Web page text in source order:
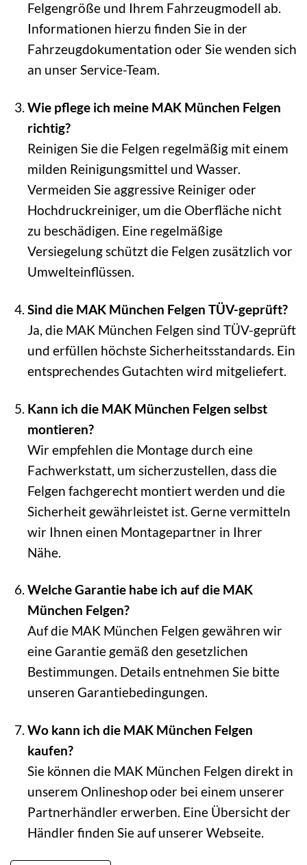
Felgengröße und Ihrem Fahrzeugmodell ab.
Informationen hierzu finden Sie in der
Fahrzeugdokumentation oder Sie wenden sich
an unser Service-Team.
Wie pflege ich meine MAK München Felgen
richtig?
Reinigen Sie die Felgen regelmäßig mit einem
milden Reinigungsmittel und Wasser.
Vermeiden Sie aggressive Reiniger oder
Hochdruckreiniger, um die Oberfläche nicht
zu beschädigen. Eine regelmäßige
Versiegelung schützt die Felgen zusätzlich vor
Umwelteinflüssen.
Sind die MAK München Felgen TÜV-geprüft?
Ja, die MAK München Felgen sind TÜV-geprüft
und erfüllen höchste Sicherheitsstandards. Ein
entsprechendes Gutachten wird mitgeliefert.
Kann ich die MAK München Felgen selbst
montieren?
Wir empfehlen die Montage durch eine
Fachwerkstatt, um sicherzustellen, dass die
Felgen fachgerecht montiert werden und die
Sicherheit gewährleistet ist. Gerne vermitteln
wir Ihnen einen Montagepartner in Ihrer
Nähe.
Welche Garantie habe ich auf die MAK
München Felgen?
Auf die MAK München Felgen gewähren wir
eine Garantie gemäß den gesetzlichen
Bestimmungen. Details entnehmen Sie bitte
unseren Garantiebedingungen.
Wo kann ich die MAK München Felgen
kaufen?
Sie können die MAK München Felgen direkt in
unserem Onlineshop oder bei einem unserer
Partnerhändler erwerben. Eine Übersicht der
Händler finden Sie auf unserer Webseite.